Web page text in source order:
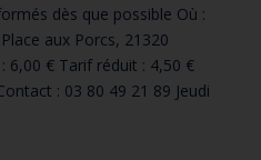
dès que possible Où :
aux Porcs, 21320
6,00 € Tarif réduit : 4,50 €
: 03 80 49 21 89 Jeudi